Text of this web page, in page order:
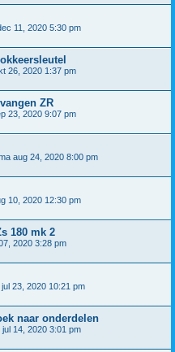
11, 2020 5:30 pm
26, 2020 1:37 pm
ZR
23, 2020 9:07 pm
aug 24, 2020 8:00 pm
10, 2020 12:30 pm
180 mk 2
2020 3:28 pm
jul 23, 2020 10:21 pm
naar onderdelen
jul 14, 2020 3:01 pm